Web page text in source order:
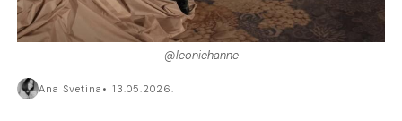
@leoniehanne
Ana Svetina 13.05.2026.